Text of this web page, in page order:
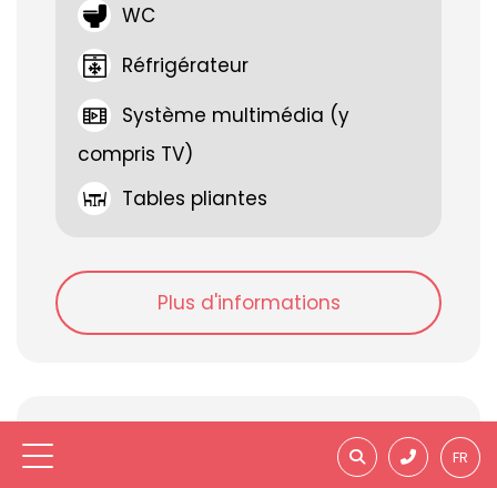
WC
Réfrigérateur
Système multimédia (y
compris TV)
Tables pliantes
Plus d'informations
FR